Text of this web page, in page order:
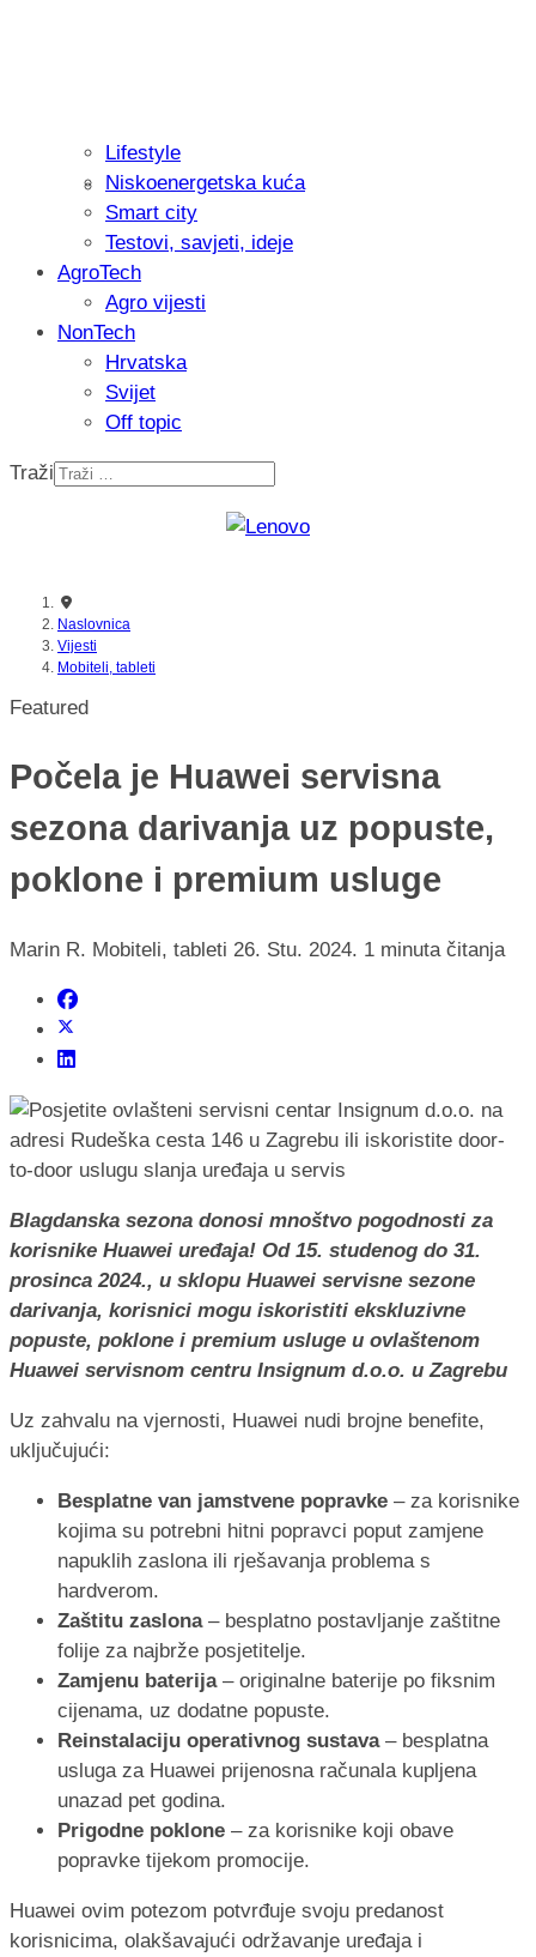
Isprobali smo: Thermostar
Recenzija: Einhell Professional CP-
Lifestyle
Niskoenergetska kuća
Smart city
Testovi, savjeti, ideje
AgroTech
Agro vijesti
NonTech
Hrvatska
Svijet
Off topic
Traži
Naslovnica
Vijesti
Mobiteli, tableti
Featured
Počela je Huawei servisna
sezona darivanja uz popuste,
poklone i premium usluge
Marin R. Mobiteli, tableti 26. Stu. 2024. 1 minuta čitanja
Blagdanska sezona donosi mnoštvo pogodnosti za
korisnike Huawei uređaja! Od 15. studenog do 31.
prosinca 2024., u sklopu Huawei servisne sezone
darivanja, korisnici mogu iskoristiti ekskluzivne
popuste, poklone i premium usluge u ovlaštenom
Huawei servisnom centru Insignum d.o.o. u Zagrebu
Uz zahvalu na vjernosti, Huawei nudi brojne benefite,
uključujući:
Besplatne van jamstvene popravke – za korisnike
kojima su potrebni hitni popravci poput zamjene
napuklih zaslona ili rješavanja problema s
hardverom.
Zaštitu zaslona– besplatno postavljanje zaštitne
folije za najbrže posjetitelje.
Zamjenu baterija– originalne baterije po fiksnim
cijenama, uz dodatne popuste.
Reinstalaciju operativnog sustava– besplatna
usluga za Huawei prijenosna računala kupljena
unazad pet godina.
Prigodne poklone – za korisnike koji obave
popravke tijekom promocije.
Huawei ovim potezom potvrđuje svoju predanost
korisnicima, olakšavajući održavanje uređaja i